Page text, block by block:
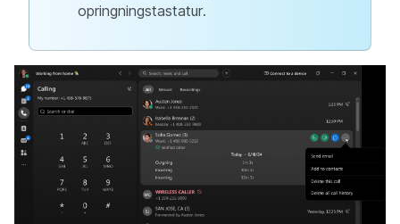
opringningstastatur.